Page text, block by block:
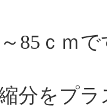
85ｃｍ
分をプ